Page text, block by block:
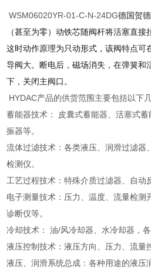
WSM06020YR-01-C-N-24DG德国贺
（甚至为零）动铁芯随阀杆将活塞直接
这时动作原理为只动形式，该阀特点可
导阀大。断电后，磁场消失，在弹簧和
下，关闭主阀口。
HYDAC产品的供货范围主要包括以下
蓄能器技术： 皮囊式蓄能器、活塞式
振器等。
流体过滤技术：各类液压、润滑过滤器
检测仪。
工艺过程技术：特殊介质过滤器、自动
电子测量技术：压力、温度、流量检测
诊断仪等。
冷却技术： 油/风冷却器、水冷却器，
液压控制技术：液压方向、压力、流量
液压、润滑系统总成：各种用途的液压